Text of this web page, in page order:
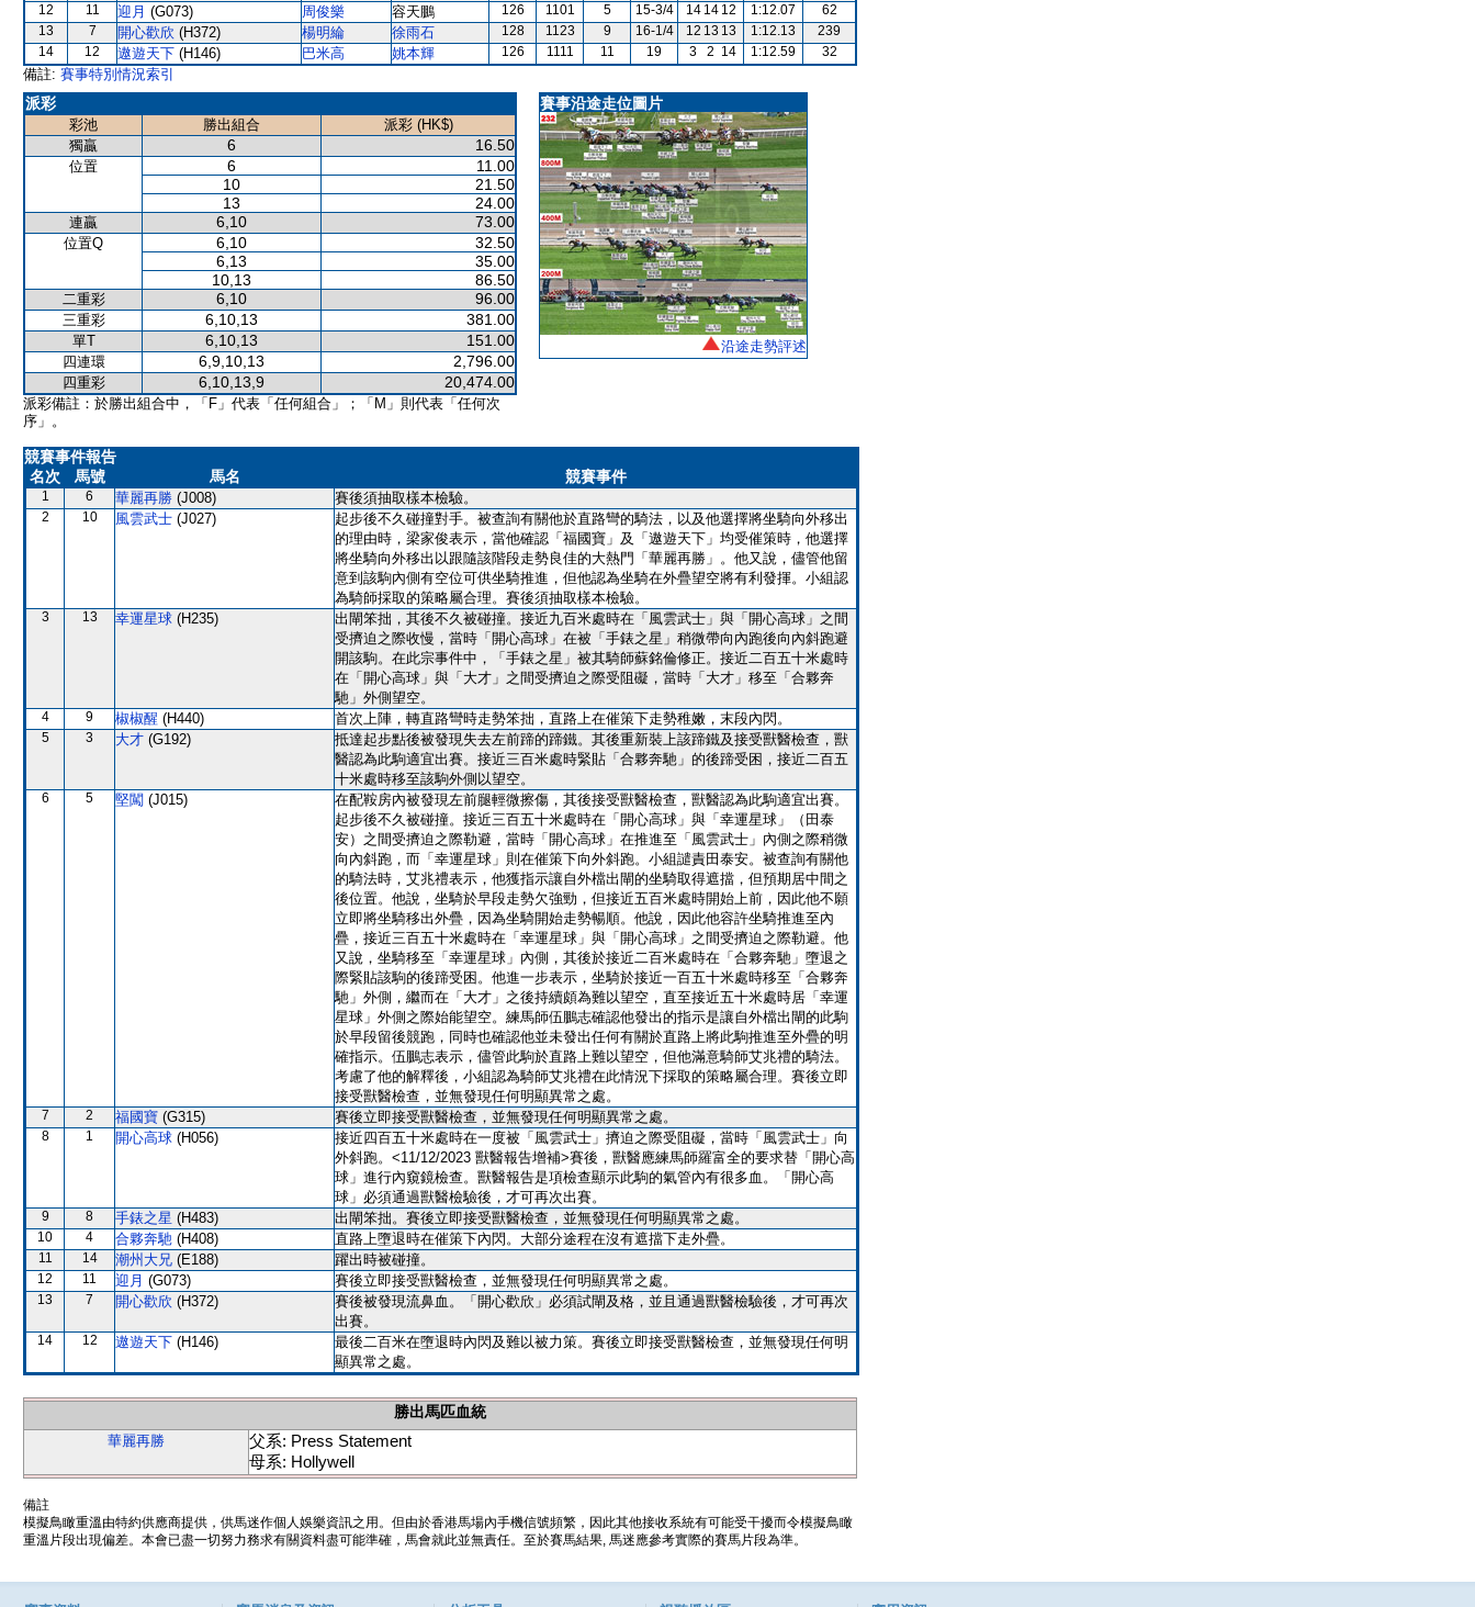
12
11 迎月 (G073) 周俊樂 容天鵬 126 1101 5 15-3/4 14 14 12 1:12.07
62
13
7 開心歡欣 (H372) 楊明綸 徐雨石 128 1123 9 16-1/4 12 13 13 1:12.13
239
14
12 遨遊天下 (H146) 巴米高 姚本輝 126 1111 11 19 3 2 14 1:12.59 32
備註: 賽事特別情況索引
派彩
彩池 勝出組合
派彩 (HK$)
獨贏
6 16.50
位置 6
11.00
10
21.50
13
24.00
連贏 6,10 73.00
位置Q 6,10
32.50
6,13
35.00
10,13
86.50
二重彩 6,10 96.00
三重彩 6,10,13 381.00
單T 6,10,13 151.00
四連環 6,9,10,13 2,796.00
四重彩 6,10,13,9 20,474.00
派彩備註：於勝出組合中，「F」代表「任何組合」；「M」則代表「任何次
序」。
賽事沿途走位圖片
沿途走勢評述
競賽事件報告
名次
馬號 馬名 競賽事件
1 6 華麗再勝 (J008) 賽後須抽取樣本檢驗。
2 10 風雲武士 (J027)
起步後不久碰撞對手。被查詢有關他於直路彎的騎法，以及他選擇將坐騎向外移出
的理由時，梁家俊表示，當他確認「福國寶」及「遨遊天下」均受催策時，他選擇
將坐騎向外移出以跟隨該階段走勢良佳的大熱門「華麗再勝」。他又說，儘管他留
意到該駒內側有空位可供坐騎推進，但他認為坐騎在外疊望空將有利發揮。小組認
為騎師採取的策略屬合理。賽後須抽取樣本檢驗。
3 13 幸運星球 (H235)
出閘笨拙，其後不久被碰撞。接近九百米處時在「風雲武士」與「開心高球」之間
受擠迫之際收慢，當時「開心高球」在被「手錶之星」稍微帶向內跑後向內斜跑避
開該駒。在此宗事件中，「手錶之星」被其騎師蘇銘倫修正。接近二百五十米處時
在「開心高球」與「大才」之間受擠迫之際受阻礙，當時「大才」移至「合夥奔
馳」外側望空。
4 9 椒椒醒 (H440) 首次上陣，轉直路彎時走勢笨拙，直路上在催策下走勢稚嫩，末段內閃。
5 3 大才 (G192)
抵達起步點後被發現失去左前蹄的蹄鐵。其後重新裝上該蹄鐵及接受獸醫檢查，獸
醫認為此駒適宜出賽。接近三百米處時緊貼「合夥奔馳」的後蹄受困，接近二百五
十米處時移至該駒外側以望空。
6 5 堅闖 (J015)
在配鞍房內被發現左前腿輕微擦傷，其後接受獸醫檢查，獸醫認為此駒適宜出賽。
起步後不久被碰撞。接近三百五十米處時在「開心高球」與「幸運星球」（田泰
安）之間受擠迫之際勒避，當時「開心高球」在推進至「風雲武士」內側之際稍微
向內斜跑，而「幸運星球」則在催策下向外斜跑。小組譴責田泰安。被查詢有關他
的騎法時，艾兆禮表示，他獲指示讓自外檔出閘的坐騎取得遮擋，但預期居中間之
後位置。他說，坐騎於早段走勢欠強勁，但接近五百米處時開始上前，因此他不願
立即將坐騎移出外疊，因為坐騎開始走勢暢順。他說，因此他容許坐騎推進至內
疊，接近三百五十米處時在「幸運星球」與「開心高球」之間受擠迫之際勒避。他
又說，坐騎移至「幸運星球」內側，其後於接近二百米處時在「合夥奔馳」墮退之
際緊貼該駒的後蹄受困。他進一步表示，坐騎於接近一百五十米處時移至「合夥奔
馳」外側，繼而在「大才」之後持續頗為難以望空，直至接近五十米處時居「幸運
星球」外側之際始能望空。練馬師伍鵬志確認他發出的指示是讓自外檔出閘的此駒
於早段留後競跑，同時也確認他並未發出任何有關於直路上將此駒推進至外疊的明
確指示。伍鵬志表示，儘管此駒於直路上難以望空，但他滿意騎師艾兆禮的騎法。
考慮了他的解釋後，小組認為騎師艾兆禮在此情況下採取的策略屬合理。賽後立即
接受獸醫檢查，並無發現任何明顯異常之處。
7 2 福國寶 (G315) 賽後立即接受獸醫檢查，並無發現任何明顯異常之處。
8 1 開心高球 (H056)
接近四百五十米處時在一度被「風雲武士」擠迫之際受阻礙，當時「風雲武士」向
外斜跑。<11/12/2023 獸醫報告增補>賽後，獸醫應練馬師羅富全的要求替「開心高
球」進行內窺鏡檢查。獸醫報告是項檢查顯示此駒的氣管內有很多血。「開心高
球」必須通過獸醫檢驗後，才可再次出賽。
9 8 手錶之星 (H483) 出閘笨拙。賽後立即接受獸醫檢查，並無發現任何明顯異常之處。
10 4 合夥奔馳 (H408) 直路上墮退時在催策下內閃。大部分途程在沒有遮擋下走外疊。
11 14 潮州大兄 (E188) 躍出時被碰撞。
12 11 迎月 (G073) 賽後立即接受獸醫檢查，並無發現任何明顯異常之處。
13 7 開心歡欣 (H372)
賽後被發現流鼻血。「開心歡欣」必須試閘及格，並且通過獸醫檢驗後，才可再次
出賽。
14 12 遨遊天下 (H146)
最後二百米在墮退時內閃及難以被力策。賽後立即接受獸醫檢查，並無發現任何明
顯異常之處。
勝出馬匹血統
華麗再勝
父系: Press Statement
母系: Hollywell
備註
模擬鳥瞰重溫由特約供應商提供，供馬迷作個人娛樂資訊之用。但由於香港馬場內手機信號頻繁，因此其他接收系統有可能受干擾而令模擬鳥瞰
重溫片段出現偏差。本會已盡一切努力務求有關資料盡可能準確，馬會就此並無責任。至於賽馬結果, 馬迷應參考實際的賽馬片段為準。